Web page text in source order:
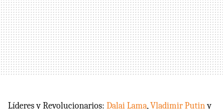
Líderes y Revolucionarios: Dalai Lama,Vladimir Putiny